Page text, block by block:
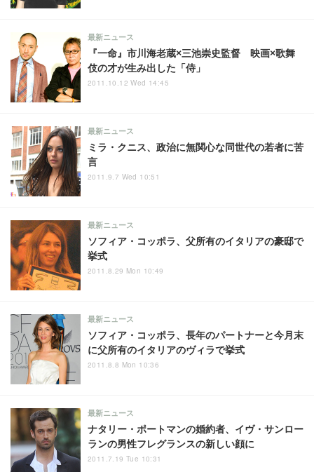
『一命』市川海老蔵×三池崇史監督 映画×歌舞
伎の才が生み出した「侍」
最新ニュース
2011.10.12 Wed 14:45
ミラ・クニス、政治に無関心な同世代の若者に苦
言
最新ニュース
2011.9.7 Wed 10:51
ソフィア・コッポラ、父所有のイタリアの豪邸で
挙式
最新ニュース
2011.8.29 Mon 10:49
ソフィア・コッポラ、長年のパートナーと今月末
に父所有のイタリアのヴィラで挙式
最新ニュース
2011.8.8 Mon 10:36
ナタリー・ポートマンの婚約者、イヴ・サンロー
ランの男性フレグランスの新しい顔に
最新ニュース
2011.7.19 Tue 10:31